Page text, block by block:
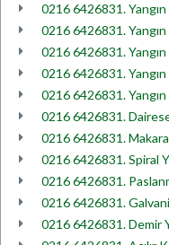
0216 6426831.
0216 6426831.
0216 6426831.
0216 6426831.
0216 6426831.
0216 6426831.
0216 6426831.
0216 6426831. Spiral
0216 6426831.
0216 6426831.
0216 6426831. Demir